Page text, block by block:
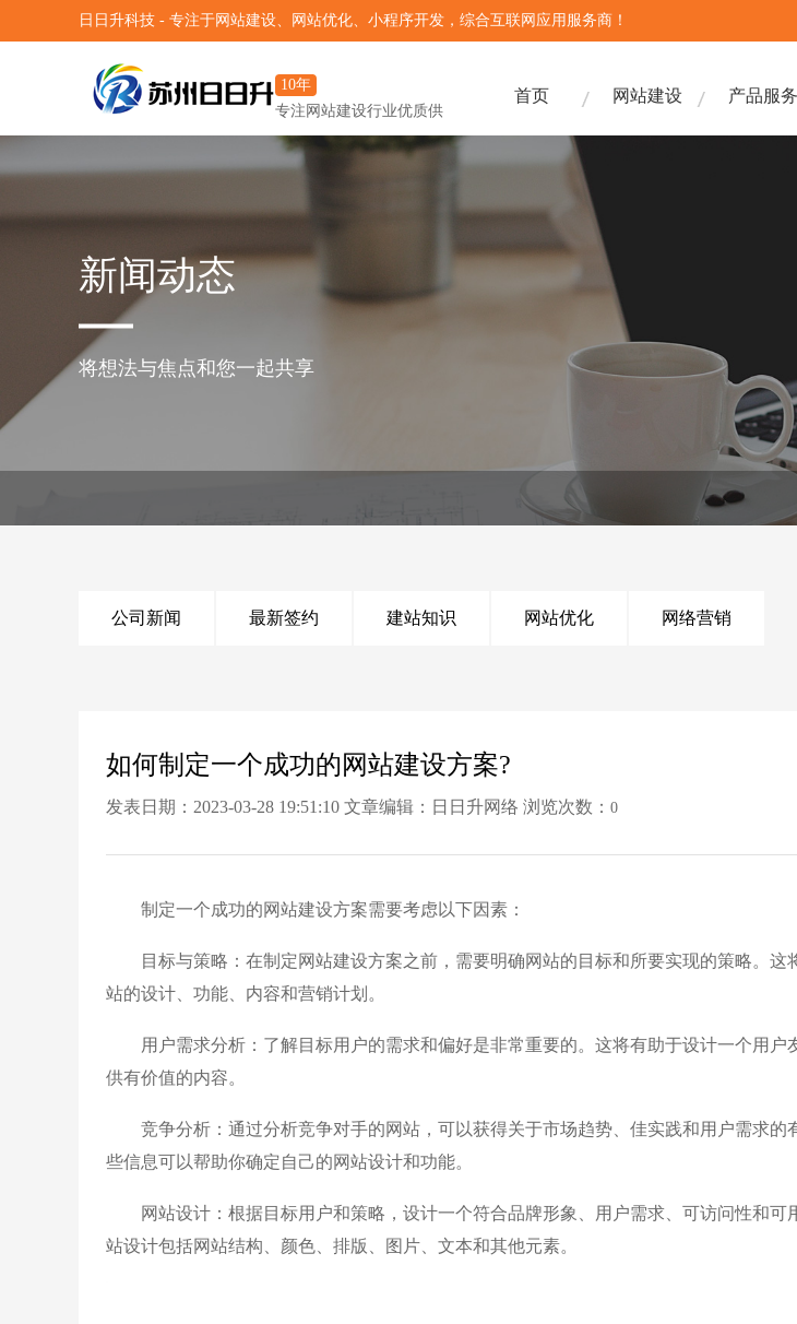
日日升科技 - 专注于网站建设、网站优化、小程序开发，综合互联网应用服务商！
10年
专注网站建设行业优质供
首页 网站建设 产品服务
新闻动态
将想法与焦点和您一起共享
公司新闻 最新签约 建站知识 网站优化 网络营销
如何制定一个成功的网站建设方案?
发表日期：2023-03-28 19:51:10 文章编辑：日日升网络 浏览次数： 0
制定一个成功的网站建设方案需要考虑以下因素：
目标与策略：在制定网站建设方案之前，需要明确网站的目标和所要实现的策略。这
站的设计、功能、内容和营销计划。
用户需求分析：了解目标用户的需求和偏好是非常重要的。这将有助于设计一个用户
供有价值的内容。
竞争分析：通过分析竞争对手的网站，可以获得关于市场趋势、佳实践和用户需求的
些信息可以帮助你确定自己的网站设计和功能。
网站设计：根据目标用户和策略，设计一个符合品牌形象、用户需求、可访问性和可
站设计包括网站结构、颜色、排版、图片、文本和其他元素。